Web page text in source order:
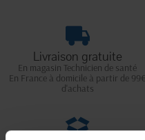
Livraison gratuite
En magasin Technicien de santé
En France à domicile à partir de 99€
d'achats